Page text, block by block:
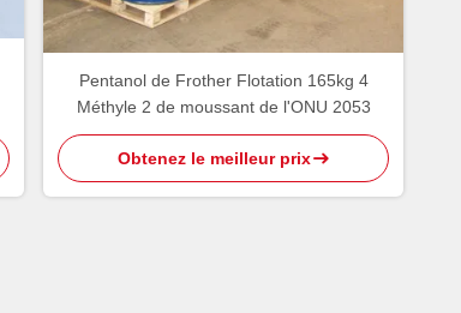
Pentanol de Frother Flotation 165kg 4
Méthyle 2 de moussant de l'ONU 2053
Obtenez le meilleur prix